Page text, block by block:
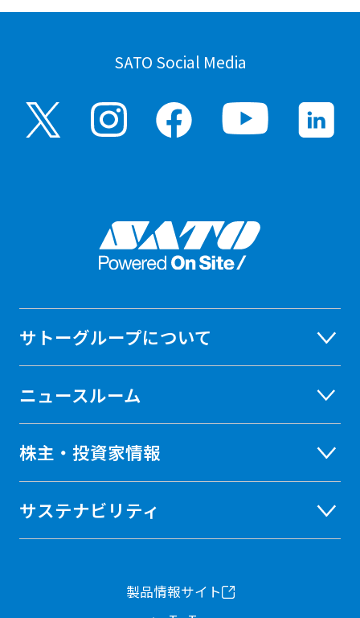
SATO Social Media
サトーグループについて
ニュースルーム
株主・投資家情報
サステナビリティ
製品情報サイト
新